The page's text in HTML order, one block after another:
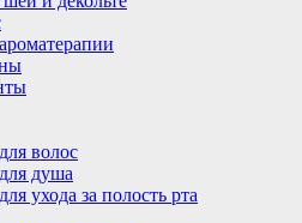
волос
душа
ухода за полость рта